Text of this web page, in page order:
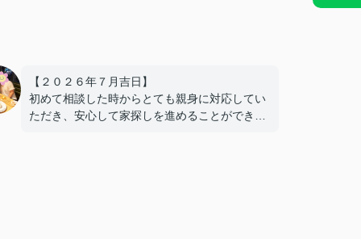
【２０２６年７月吉日】
初めて相談した時からとても親身に対応してい
ただき、安心して家探しを進めることができま